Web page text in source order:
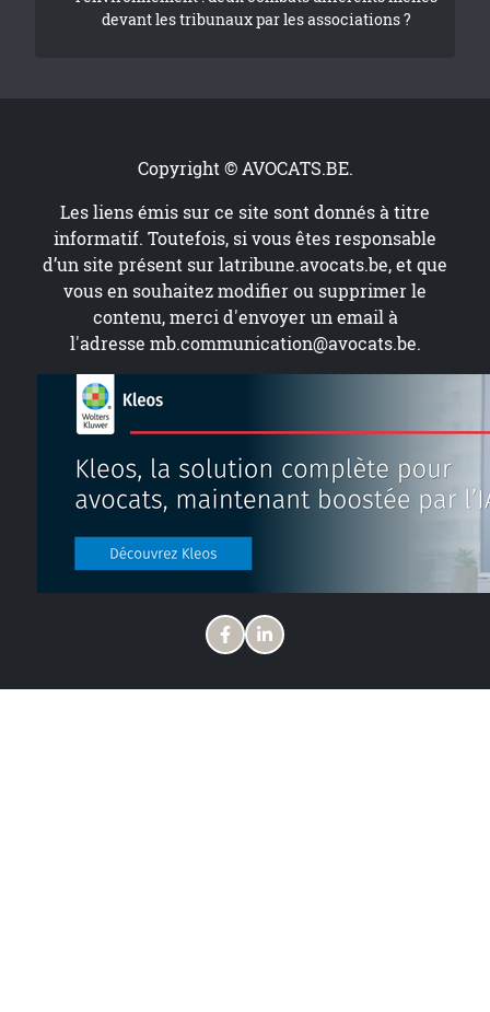
devant les tribunaux par les associations ?
Copyright © AVOCATS.BE.
Les liens émis sur ce site sont donnés à titre
informatif. Toutefois, si vous êtes responsable
d’un site présent surlatribune.avocats.be, et que
vous en souhaitez modifier ou supprimer le
contenu, merci d'envoyer un email à
l'adresse mb.communication@avocats.be.